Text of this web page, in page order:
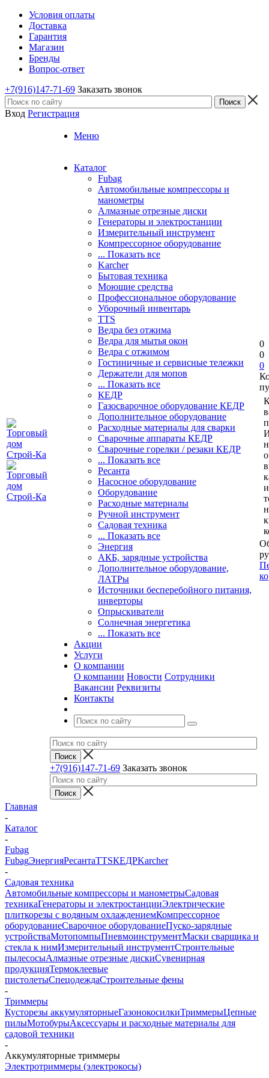
Условия оплаты
Доставка
Гарантия
Магазин
Бренды
Вопрос-ответ
+7(916)147-71-69 Заказать звонок
Вход Регистрация
Меню
Каталог
Fubag
Автомобильные компрессоры и
манометры
Алмазные отрезные диски
Генераторы и электростанции
Измерительный инструмент
Компрессорное оборудование
... Показать все
Karcher
Бытовая техника
Моющие средства
Профессиональное оборудование
Уборочный инвентарь
TTS
Ведра без отжима
Ведра для мытья окон
Ведра с отжимом
Гостиничные и сервисные тележки
Держатели для мопов
... Показать все
КЕДР
Газосварочное оборудование КЕДР
Дополнительное оборудование
Расходные материалы для сварки
Сварочные аппараты КЕДР
Сварочные горелки / резаки КЕДР
... Показать все
Ресанта
Насосное оборудование
Оборудование
Расходные материалы
Ручной инструмент
Садовая техника
... Показать все
Энергия
АКБ, зарядные устройства
Дополнительное оборудование,
ЛАТРы
Источники бесперебойного питания,
инверторы
Опрыскиватели
Солнечная энергетика
... Показать все
Акции
Услуги
О компании
О компании Новости Сотрудники
Вакансии Реквизиты
Контакты
+7(916)147-71-69 Заказать звонок
0
0
0
Главная
-
Каталог
-
Fubag
FubagЭнергияРесантаTTSКЕДРKarcher
-
Садовая техника
Автомобильные компрессоры и манометрыСадовая
техникаГенераторы и электростанцииЭлектрические
плиткорезы с водяным охлаждениемКомпрессорное
оборудованиеСварочное оборудованиеПуско-зарядные
устройстваМотопомпыПневмоинструментМаски сварщика и
стекла к нимИзмерительный инструментСтроительные
пылесосыАлмазные отрезные дискиСувенирная
продукцияТермоклеевые
пистолетыСпецодеждаСтроительные фены
-
Триммеры
Кусторезы аккумуляторныеГазонокосилкиТриммерыЦепные
пилыМотобурыАксессуары и расходные материалы для
садовой техники
-
Аккумуляторные триммеры
Электротриммеры (электрокосы)